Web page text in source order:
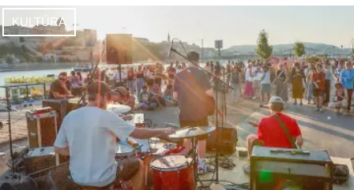
KULTÚRA